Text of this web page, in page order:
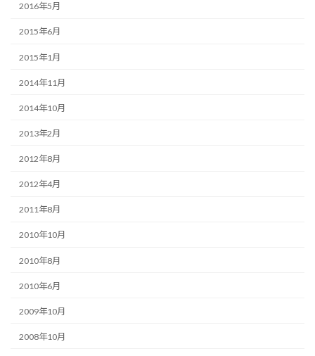
2016年5月
2015年6月
2015年1月
2014年11月
2014年10月
2013年2月
2012年8月
2012年4月
2011年8月
2010年10月
2010年8月
2010年6月
2009年10月
2008年10月